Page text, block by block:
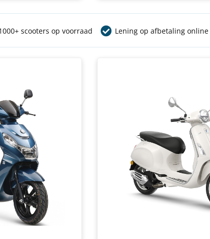
scooters op voorraad Lening op afbetaling online